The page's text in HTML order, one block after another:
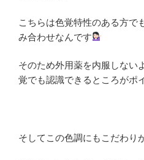
こちらは色覚特性のある方で
み合わせなんです
そのため外用薬を内服しない
覚でも認識できるところがポ
そしてこの色調にもこだわり